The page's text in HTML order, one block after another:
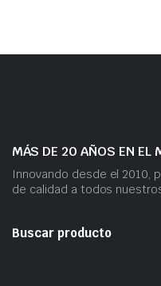
MÁS DE 20 AÑOS EN EL
Innovando desde el 2010,
de calidad a todos
Buscar producto